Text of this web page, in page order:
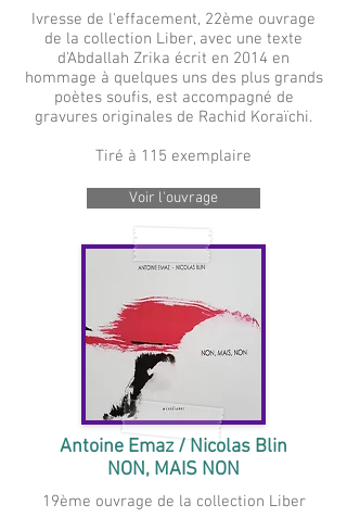
Ivresse de l'effacement, 22ème ouvrage
de la collection Liber, avec une texte
d'Abdallah Zrika écrit en 2014 en
hommage à quelques uns des plus grands
poètes soufis, est accompagné de
gravures originales de Rachid Koraïchi.
Tiré à 115 exemplaire
Voir l'ouvrage
Antoine Emaz / Nicolas Blin
NON, MAIS NON
19ème ouvrage de la collection Liber